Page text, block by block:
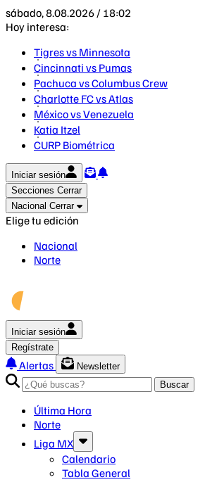
sábado, 8.08.2026 / 18:02
Hoy interesa:
Tigres vs Minnesota
Cincinnati vs Pumas
Pachuca vs Columbus Crew
Charlotte FC vs Atlas
México vs Venezuela
Katia Itzel
CURP Biométrica
Iniciar sesión
Secciones Cerrar
Nacional Cerrar
Elige tu edición
Nacional
Norte
Iniciar sesión
Regístrate
Alertas
Newsletter
Buscar
Última Hora
Norte
Liga MX
Calendario
Tabla General